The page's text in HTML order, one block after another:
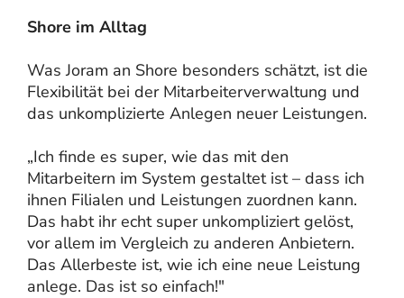
Shore im Alltag
Was Joram an Shore besonders schätzt, ist die
Flexibilität bei der Mitarbeiterverwaltung und
das unkomplizierte Anlegen neuer Leistungen.
„Ich finde es super, wie das mit den
Mitarbeitern im System gestaltet ist – dass ich
ihnen Filialen und Leistungen zuordnen kann.
Das habt ihr echt super unkompliziert gelöst,
vor allem im Vergleich zu anderen Anbietern.
Das Allerbeste ist, wie ich eine neue Leistung
anlege. Das ist so einfach!"